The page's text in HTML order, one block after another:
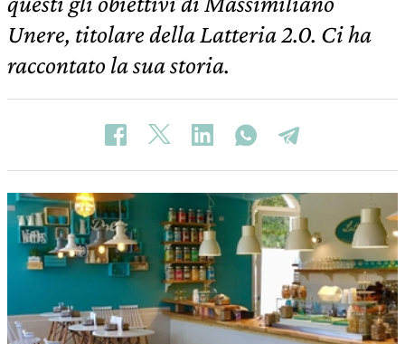
Unere, titolare della Latteria 2.0. Ci ha
raccontato la sua storia.